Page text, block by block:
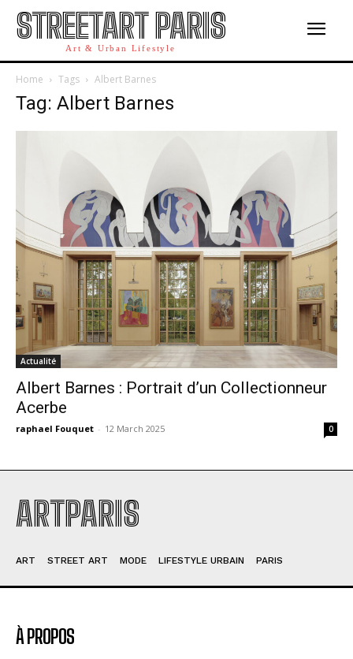
STREETART PARIS
Art & Urban Lifestyle
Home Tags Albert Barnes
Tag: Albert Barnes
Actualité
Albert Barnes : Portrait d’un Collectionneur
Acerbe
raphael Fouquet - 12 March 2025 0
ARTPARIS
ART STREET ART MODE LIFESTYLE URBAIN PARIS
À PROPOS